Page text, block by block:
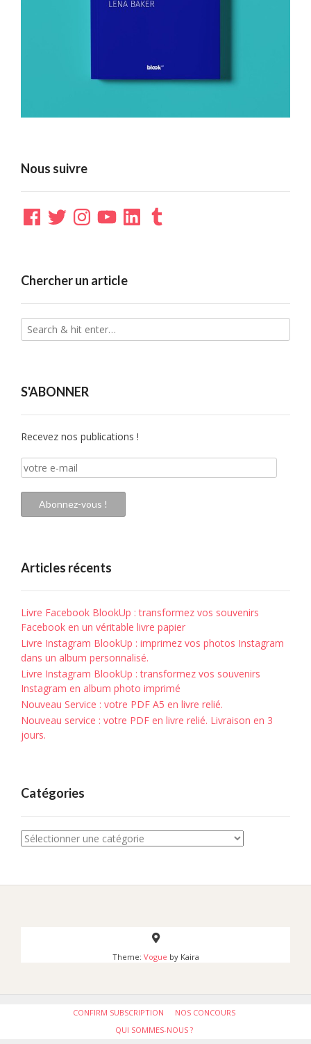
Nous suivre
Facebook
TwitterInstagramYouTubeLinkedInTumblr
Chercher un article
S'ABONNER
Recevez nos publications !
votre
e-
mail
Abonnez-vous !
Articles récents
Livre Facebook BlookUp : transformez vos souvenirs
Facebook en un véritable livre papier
Livre Instagram BlookUp : imprimez vos photos Instagram
dans un album personnalisé.
Livre Instagram BlookUp : transformez vos souvenirs
Instagram en album photo imprimé
Nouveau Service : votre PDF A5 en livre relié.
Nouveau service : votre PDF en livre relié. Livraison en 3
jours.
Catégories
Catégories
Theme: Vogue by Kaira
CONFIRM SUBSCRIPTION
NOS CONCOURS
QUI SOMMES-NOUS ?